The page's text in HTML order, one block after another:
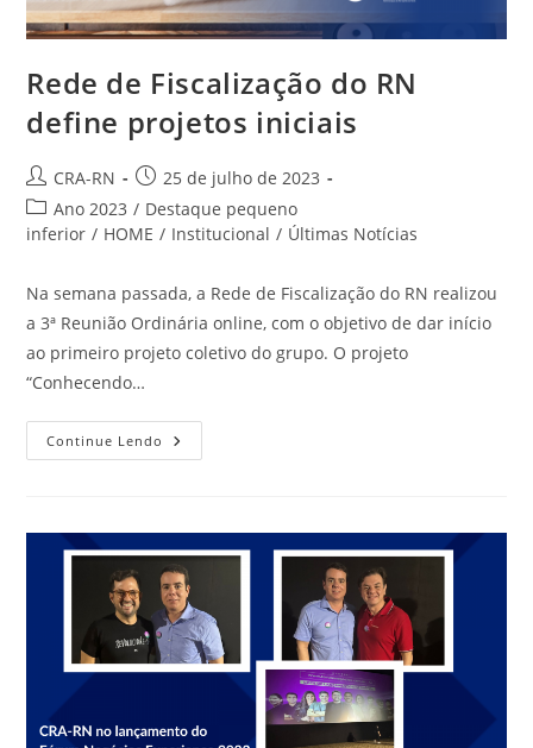
Rede de Fiscalização do RN
define projetos iniciais
Autor
do
post:
CRA-RN
Post
publicado:
25 de julho de 2023
Categoria
do
Ano 2023 / Destaque pequeno
inferior / HOME / Institucional / Últimas Notícias
Na semana passada, a Rede de Fiscalização do RN realizou
a 3ª Reunião Ordinária online, com o objetivo de dar início
ao primeiro projeto coletivo do grupo. O projeto
“Conhecendo…
Continue Lendo Rede
De
Projetos
Iniciais